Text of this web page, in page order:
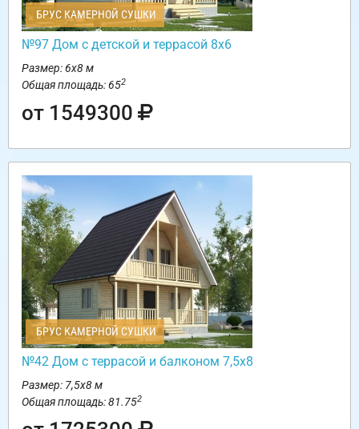
БРУС КАМЕРНОЙ СУШКИ
№97 Дом с детской и террасой 8х6
Размер: 6х8 м
Общая площадь: 652
от 1549300
БРУС КАМЕРНОЙ СУШКИ
№42 Дом с террасой и балконом 7,5х8
Размер: 7,5х8 м
Общая площадь: 81.752